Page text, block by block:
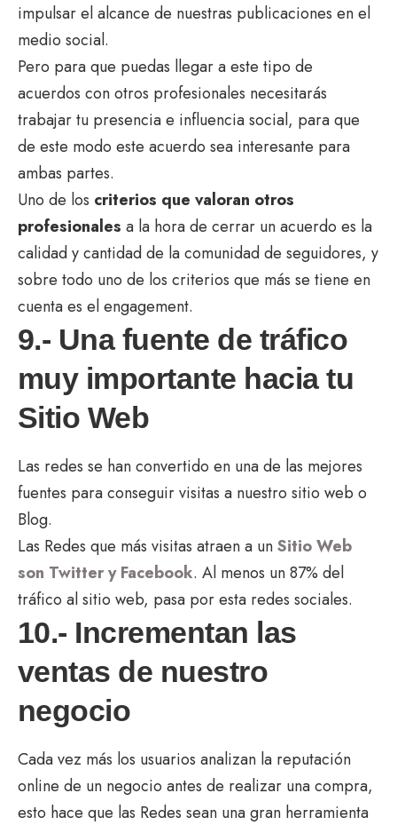
impulsar el alcance de nuestras publicaciones en el
medio social.
Pero para que puedas llegar a este tipo de
acuerdos con otros profesionales necesitarás
trabajar tu presencia e influencia social, para que
de este modo este acuerdo sea interesante para
ambas partes.
Uno de los criterios que valoran otros
profesionales a la hora de cerrar un acuerdo es la
calidad y cantidad de la comunidad de seguidores, y
sobre todo uno de los criterios que más se tiene en
cuenta es el engagement.
9.- Una fuente de tráfico
muy importante hacia tu
Sitio Web
Las redes se han convertido en una de las mejores
fuentes para conseguir visitas a nuestro sitio web o
Blog.
Las Redes que más visitas atraen a unSitio Web
son Twitter y Facebook. Al menos un 87% del
tráfico al sitio web, pasa por esta redes sociales.
10.- Incrementan las
ventas de nuestro
negocio
Cada vez más los usuarios analizan la reputación
online de un negocio antes de realizar una compra,
esto hace que las Redes sean una gran herramienta